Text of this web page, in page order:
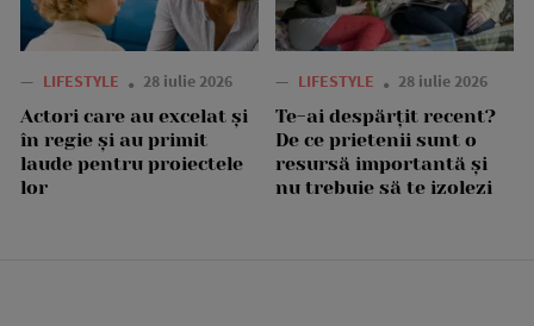
— LIFESTYLE 28 iulie 2026
Actori care au excelat și
în regie și au primit
laude pentru proiectele
lor
— LIFESTYLE 28 iulie 2026
Te-ai despărțit recent?
De ce prietenii sunt o
resursă importantă și
nu trebuie să te izolezi